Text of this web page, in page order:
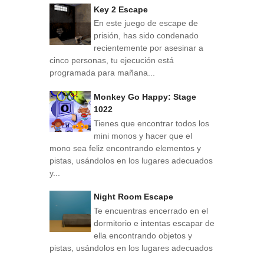
Key 2 Escape
En este juego de escape de
prisión, has sido condenado
recientemente por asesinar a
cinco personas, tu ejecución está
programada para mañana...
Monkey Go Happy: Stage
1022
Tienes que encontrar todos los
mini monos y hacer que el
mono sea feliz encontrando elementos y
pistas, usándolos en los lugares adecuados
y...
Night Room Escape
Te encuentras encerrado en el
dormitorio e intentas escapar de
ella encontrando objetos y
pistas, usándolos en los lugares adecuados